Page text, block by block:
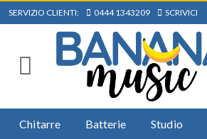
SERVIZIO CLIENTI: 0444 1343209 SCRIVICI
Chitarre Batterie Studio